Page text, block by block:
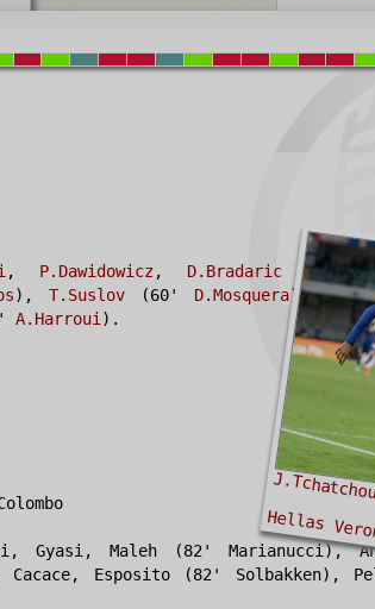
Hellas
, P.Dawidowicz , D.Bradaric(33'
), T.Suslov(60' D.Mosquera),
A.Harroui ).
Gyasi, Maleh (82' Marianucci),
Esposito (82' Solbakken),